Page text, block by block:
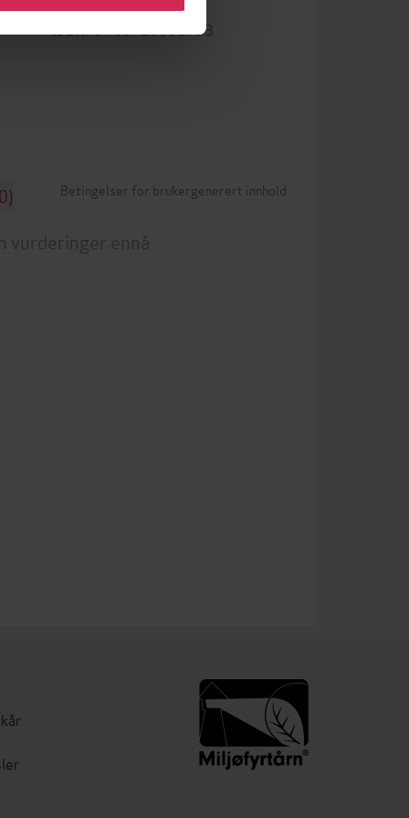
ISBN 9788726092783
Betingelser for brukergenerert innhold
vurderinger ennå